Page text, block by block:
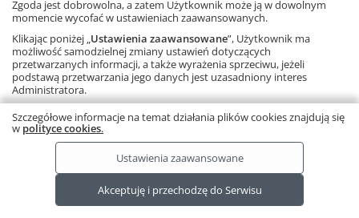
Ta strona używa plików cookies. Dowiedz się więcej.
RODO
Copyright © by Gdańskie Wydawnictwo Oświatowe 2026
Zgoda jest dobrowolna, a zatem Użytkownik może ją w dowolnym
momencie wycofać w ustawieniach zaawansowanych.
Klikając poniżej „Ustawienia zaawansowane”, Użytkownik ma
możliwość samodzielnej zmiany ustawień dotyczących
przetwarzanych informacji, a także wyrażenia sprzeciwu, jeżeli
podstawą przetwarzania jego danych jest uzasadniony interes
Administratora.
Należy pamiętać, że korzystanie ze strony internetowej bez
zmiany ustawień oznacza, że pliki cookies będą zapisywane na
urządzeniu końcowym Użytkownika.
Szczegółowe informacje na temat działania plików cookies znajdują się
w polityce cookies.
Ustawienia zaawansowane
Akceptuję i przechodzę do Serwisu